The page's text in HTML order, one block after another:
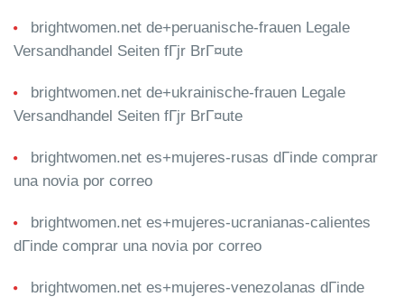
brightwomen.net de+peruanische-frauen Legale
Versandhandel Seiten fГјr BrГ¤ute
brightwomen.net de+ukrainische-frauen Legale
Versandhandel Seiten fГјr BrГ¤ute
brightwomen.net es+mujeres-rusas dГіnde comprar
una novia por correo
brightwomen.net es+mujeres-ucranianas-calientes
dГіnde comprar una novia por correo
brightwomen.net es+mujeres-venezolanas dГіnde